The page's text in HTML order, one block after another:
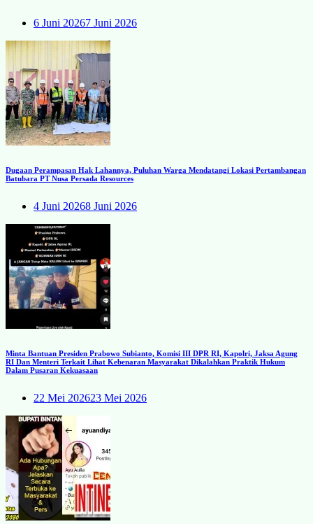
6 Juni 20267 Juni 2026
Dugaan Perampasan Hak Lahannya, Puluhan Warga Mendatangi Lokasi Pertambangan
Batubara PT Nusa Persada Resources
4 Juni 20268 Juni 2026
Minta Bantuan Presiden Prabowo Subianto, Komisi III DPR RI, Kapolri, Jaksa Agung
RI Dan Menteri Terkait Lihat Kebenaran Masyarakat Dikalahkan Praktik Hukum
Dalam Pusaran Kekuasaan
22 Mei 202623 Mei 2026